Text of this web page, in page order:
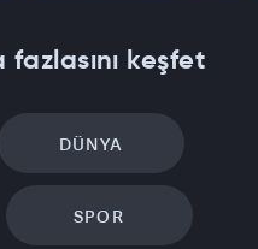
keşfet
DÜNYA
SPOR